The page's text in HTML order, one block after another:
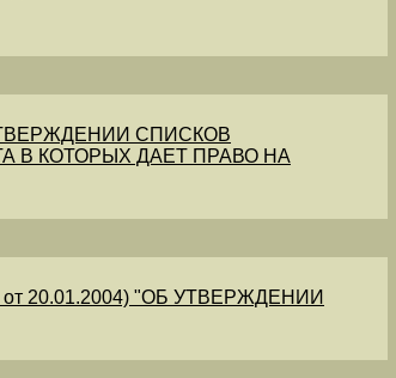
СПИСКОВ
В КОТОРЫХ ДАЕТ ПРАВО НА
от 20.01.2004) "ОБ УТВЕРЖДЕНИИ